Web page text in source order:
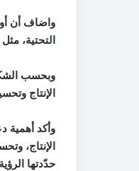
واضاف أن
التحتية،
وبحسب
الإنتاج
وأكد أهمية
الإنتاج،
حدّدتها